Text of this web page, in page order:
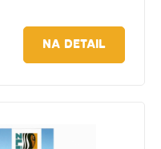
NA DETAIL